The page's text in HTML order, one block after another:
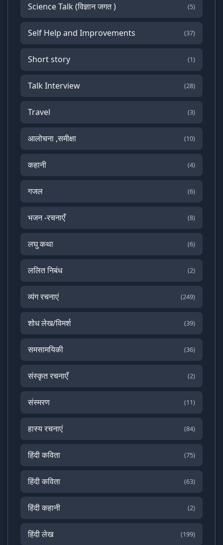
Science Talk (विज्ञान जगत ) (5)
Self Help and Improvements (37)
Short story (1)
Talk Interview (28)
Travel (3)
आलोचना ,समीक्षा (10)
कहानी (4)
गजल (6)
भजन -रचनाएँ (8)
लघु कथा (6)
ललित निबंध (2)
व्यंग रचनाएं (249)
शोध लेख/विमर्श (39)
समसामयिकी (36)
संस्कृत रचनाएँ (2)
संस्मरण (11)
हास्य रचनाएं (84)
हिंदी कविता (75)
हिंदी कविता (63)
हिंदी कहानी (2)
हिंदी लेख (199)